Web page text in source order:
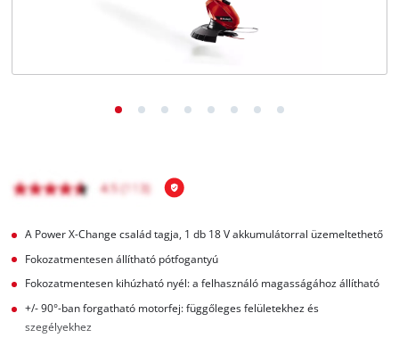
A Power X-Change család tagja, 1 db 18 V akkumulátorral üzemeltethető
Fokozatmentesen állítható pótfogantyú
Fokozatmentesen kihúzható nyél: a felhasználó magasságához állítható
+/- 90°-ban forgatható motorfej: függőleges felületekhez és
szegélyekhez